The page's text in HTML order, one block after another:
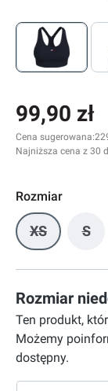
99,90 zł
Cena sugerowana:
Najniższa cena z 30
Rozmiar
XS(Ta opcja
S(Ta
Rozmiar
Ten produkt,
Możemy
dostępny.